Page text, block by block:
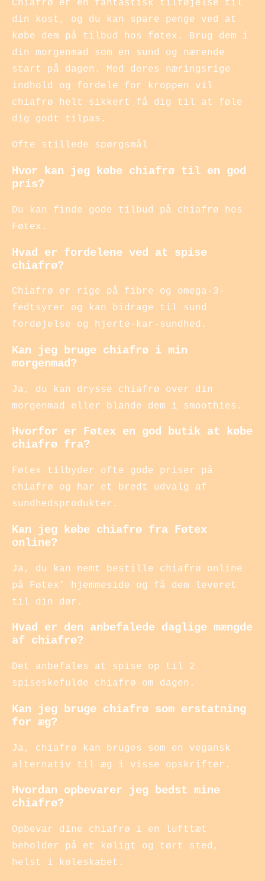
Chiafrø er en fantastisk tilføjelse til
din kost, og du kan spare penge ved at
købe dem på tilbud hos føtex. Brug dem i
din morgenmad som en sund og nærende
start på dagen. Med deres næringsrige
indhold og fordele for kroppen vil
chiafrø helt sikkert få dig til at føle
dig godt tilpas.
Ofte stillede spørgsmål
Hvor kan jeg købe chiafrø til en god
pris?
Du kan finde gode tilbud på chiafrø hos
Føtex.
Hvad er fordelene ved at spise
chiafrø?
Chiafrø er rige på fibre og omega-3-
fedtsyrer og kan bidrage til sund
fordøjelse og hjerte-kar-sundhed.
Kan jeg bruge chiafrø i min
morgenmad?
Ja, du kan drysse chiafrø over din
morgenmad eller blande dem i smoothies.
Hvorfor er Føtex en god butik at købe
chiafrø fra?
Føtex tilbyder ofte gode priser på
chiafrø og har et bredt udvalg af
sundhedsprodukter.
Kan jeg købe chiafrø fra Føtex
online?
Ja, du kan nemt bestille chiafrø online
på Føtex’ hjemmeside og få dem leveret
til din dør.
Hvad er den anbefalede daglige mængde
af chiafrø?
Det anbefales at spise op til 2
spiseskefulde chiafrø om dagen.
Kan jeg bruge chiafrø som erstatning
for æg?
Ja, chiafrø kan bruges som en vegansk
alternativ til æg i visse opskrifter.
Hvordan opbevarer jeg bedst mine
chiafrø?
Opbevar dine chiafrø i en lufttæt
beholder på et køligt og tørt sted,
helst i køleskabet.